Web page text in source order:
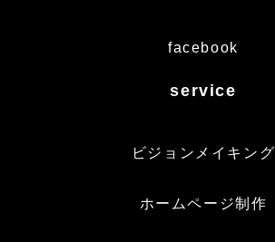
facebook
service
ビジョンメイキング
ホームページ制作